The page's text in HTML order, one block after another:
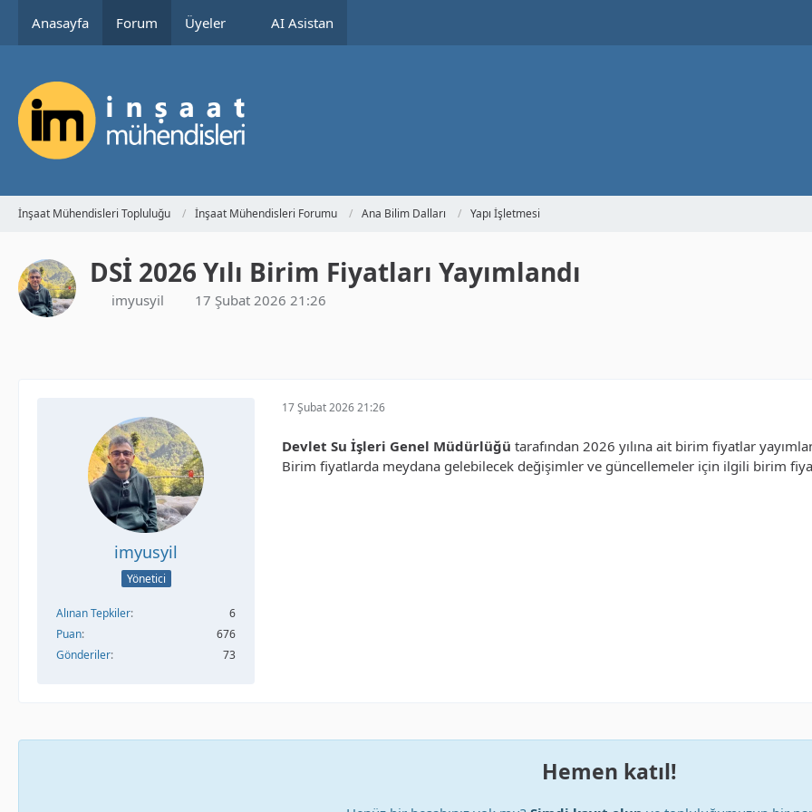
Anasayfa Forum Üyeler AI Asistan
İnşaat Mühendisleri Topluluğu İnşaat Mühendisleri Forumu Ana Bilim Dalları Yapı İşletmesi
DSİ 2026 Yılı Birim Fiyatları Yayımlandı
imyusyil 17 Şubat 2026 21:26
imyusyil
Yönetici
Alınan Tepkiler
6
Puan
676
Gönderiler
73
17 Şubat 2026 21:26
Devlet Su İşleri Genel Müdürlüğü tarafından 2026 yılına ait birim fiyatlar
Birim fiyatlarda meydana gelebilecek değişimler ve güncellemeler için ilgili birim
Hemen katıl!